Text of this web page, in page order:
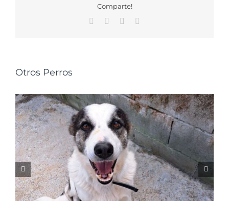
Comparte!
Facebook WhatsApp
Otros Perros
NALA